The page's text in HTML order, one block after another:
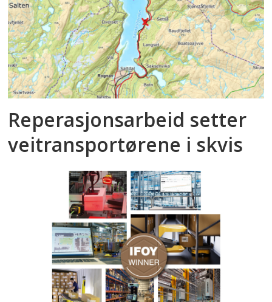
Reperasjonsarbeid setter
veitransportørene i skvis